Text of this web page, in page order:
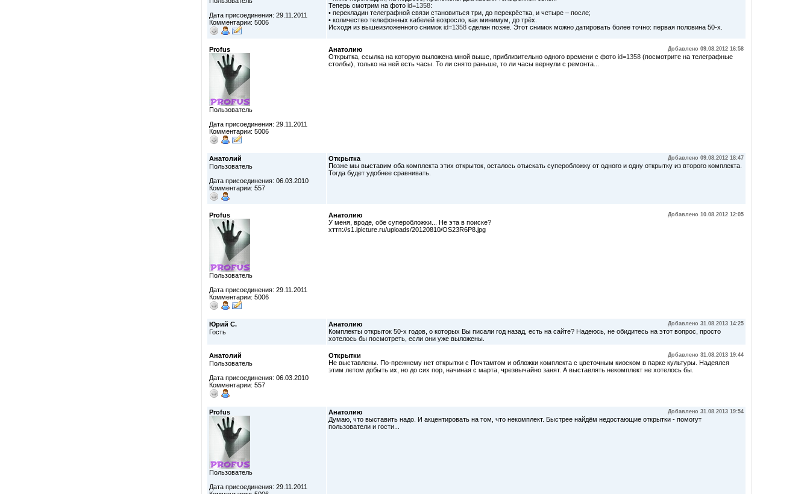
Дата присоединения: 29.11.2011
Комментарии: 5006
Теперь смотрим на фото id=1358:
• перекладин телеграфной связи становиться три, до перекрёстка, и четыре – после;
• количество телефонных кабелей возросло, как минимум, до трёх.
Исходя из вышеизложенного снимок id=1358 сделан позже. Этот снимок можно датировать более точно: первая половина 50-х.
Profus
Пользователь
Дата присоединения: 29.11.2011
Комментарии: 5006
Анатолию Добавлено 09.08.2012 16:58
Открытка, ссылка на которую выложена мной выше, приблизительно одного времени с фото id=1358 (посмотрите на телеграфные
столбы), только на ней есть часы. То ли снято раньше, то ли часы вернули с ремонта...
Анатолий
Пользователь
Дата присоединения: 06.03.2010
Комментарии: 557
Открытка Добавлено 09.08.2012 18:47
Позже мы выставим оба комплекта этих открыток, осталось отыскать суперобложку от одного и одну открытку из второго комплекта.
Тогда будет удобнее сравнивать.
Profus
Пользователь
Дата присоединения: 29.11.2011
Комментарии: 5006
Анатолию Добавлено 10.08.2012 12:05
У меня, вроде, обе суперобложки... Не эта в поиске?
хттп://s1.ipicture.ru/uploads/20120810/OS23R6P8.jpg
Юрий С.
Гость
Анатолию Добавлено 31.08.2013 14:25
Комплекты открыток 50-х годов, о которых Вы писали год назад, есть на сайте? Надеюсь, не обидитесь на этот вопрос, просто
хотелось бы посмотреть, если они уже выложены.
Анатолий
Пользователь
Дата присоединения: 06.03.2010
Комментарии: 557
Открытки Добавлено 31.08.2013 19:44
Не выставлены. По-прежнему нет открытки с Почтамтом и обложки комплекта с цветочным киоском в парке культуры. Надеялся
этим летом добыть их, но до сих пор, начиная с марта, чрезвычайно занят. А выставлять некомплект не хотелось бы.
Profus
Пользователь
Дата присоединения: 29.11.2011
Анатолию Добавлено 31.08.2013 19:54
Думаю, что выставить надо. И акцентировать на том, что некомплект. Быстрее найдём недостающие открытки - помогут
пользователи и гости...